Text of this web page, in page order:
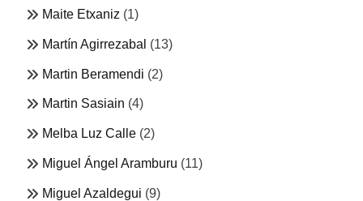
Maite Etxaniz (1)
Martín Agirrezabal (13)
Martin Beramendi (2)
Martin Sasiain (4)
Melba Luz Calle (2)
Miguel Ángel Aramburu (11)
Miguel Azaldegui (9)